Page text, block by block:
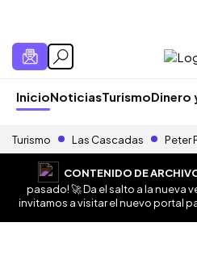
InicioNoticiasTurismoDinero
Turismo Las Cascadas Peter
CONTENIDO DE
pasado! 🚀 Da el salto a la nueva
invitamos a visitar el nuevo portal